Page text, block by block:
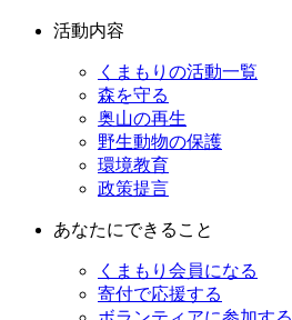
活動内容
くまもりの活動一覧
森を守る
奥山の再生
野生動物の保護
環境教育
政策提言
あなたにできること
くまもり会員になる
寄付で応援する